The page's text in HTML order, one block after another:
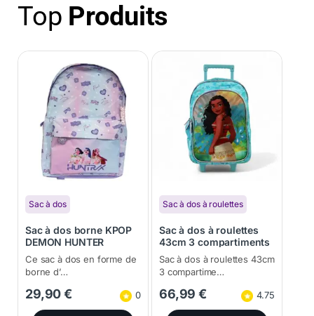
Top Produits
Sac à dos
Sac à dos borne KPOP
DEMON HUNTER
42X30X18
Ce sac à dos en forme de
borne d’…
29,90€ 0
Sac à dos à roulettes
Sac à dos à roulettes
43cm 3 compartiments
Vaina
Sac à dos à roulettes 43cm
3 compartime…
66,99€ 4.75